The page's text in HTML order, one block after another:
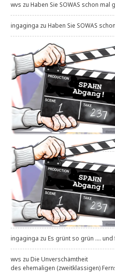
wvs zuHaben Sie SOWAS schon mal
ingaginga zuHaben Sie SOWAS
ingaginga zuEs grünt so grün ....
wvs zuDie Unverschämtheit
des ehemaligen (zweitklassigen)